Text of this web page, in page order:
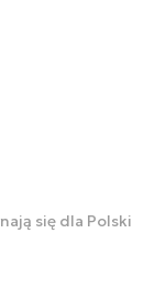
się dla Polski